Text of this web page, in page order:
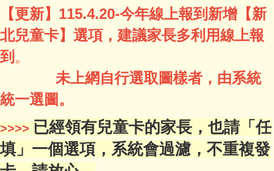
行政處室
鄧公社團
家長園地
鄧公附幼
學習資源
【更新】115.4.20-今年線上報到新增【新
北兒童卡】選項，建議家長多利用線上報
到 。
未上網自行選取圖樣者，由系統
統一選圖。
>>>> 已經領有兒童卡的家長，也請「任
填」一個選項，系統會過濾，不重複發